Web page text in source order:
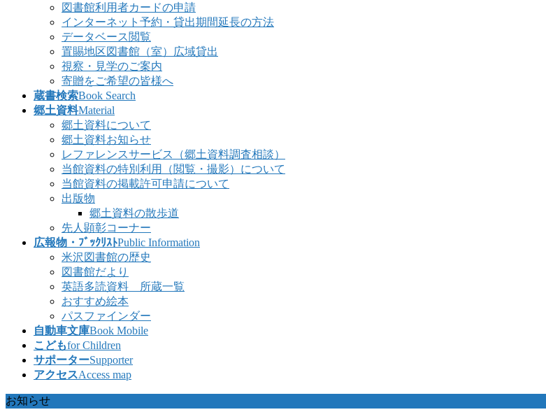
図書館利用者カードの申請
インターネット予約・貸出期間延長の方法
データベース閲覧
置賜地区図書館（室）広域貸出
視察・見学のご案内
寄贈をご希望の皆様へ
蔵書検索Book Search
郷土資料Material
郷土資料について
郷土資料お知らせ
レファレンスサービス（郷土資料調査相談）
当館資料の特別利用（閲覧・撮影）について
当館資料の掲載許可申請について
出版物
郷土資料の散歩道
先人顕彰コーナー
広報物・ﾌﾞｯｸﾘｽﾄPublic Information
米沢図書館の歴史
図書館だより
英語多読資料 所蔵一覧
おすすめ絵本
パスファインダー
自動車文庫Book Mobile
こどもfor Children
サポーターSupporter
アクセスAccess map
お知らせ